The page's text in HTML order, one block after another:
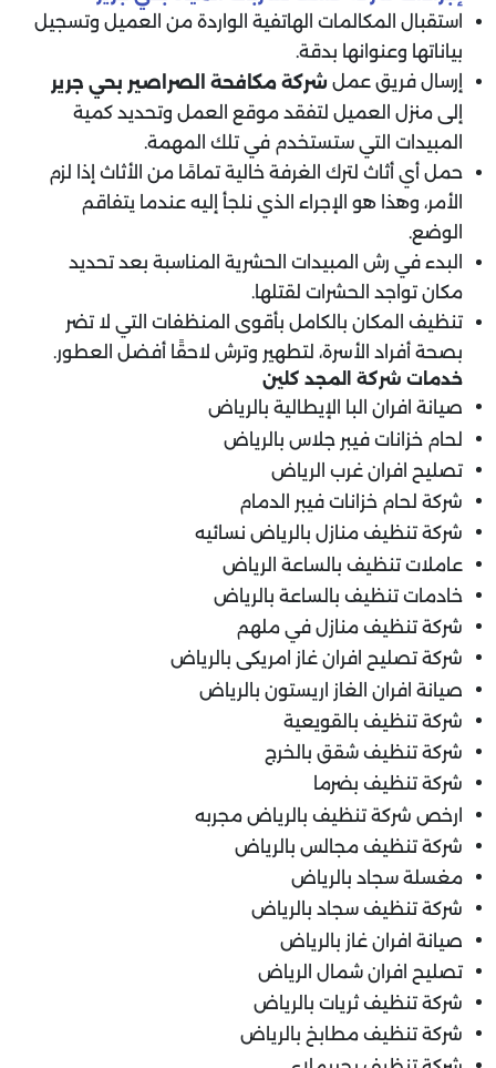
استقبال المكالمات الهاتفية الواردة من العميل وتسجيل
بياناتها وعنوانها بدقة.
إرسال فريق عمل شركة مكافحة الصراصير بحي جرير
إلى منزل العميل لتفقد موقع العمل وتحديد كمية
المبيدات التي ستستخدم في تلك المهمة.
حمل أي أثاث لترك الغرفة خالية تمامًا من الأثاث إذا لزم
الأمر، وهذا هو الإجراء الذي نلجأ إليه عندما يتفاقم
الوضع.
البدء في رش المبيدات الحشرية المناسبة بعد تحديد
مكان تواجد الحشرات لقتلها.
تنظيف المكان بالكامل بأقوى المنظفات التي لا تضر
بصحة أفراد الأسرة، لتطهير وترش لاحقًا أفضل العطور.
خدمات شركة المجد كلين
صيانة افران البا الإيطالية بالرياض
لحام خزانات فيبر جلاس بالرياض
تصليح افران غرب الرياض
شركة لحام خزانات فيبر الدمام
شركة تنظيف منازل بالرياض نسائيه
عاملات تنظيف بالساعة الرياض
خادمات تنظيف بالساعة بالرياض
شركة تنظيف منازل في ملهم
شركة تصليح افران غاز امريكى بالرياض
صيانة افران الغاز اريستون بالرياض
شركة تنظيف بالقويعية
شركة تنظيف شقق بالخرج
شركة تنظيف بضرما
ارخص شركة تنظيف بالرياض مجربه
شركة تنظيف مجالس بالرياض
مغسلة سجاد بالرياض
شركة تنظيف سجاد بالرياض
صيانة افران غاز بالرياض
تصليح افران شمال الرياض
شركة تنظيف ثريات بالرياض
شركة تنظيف مطابخ بالرياض